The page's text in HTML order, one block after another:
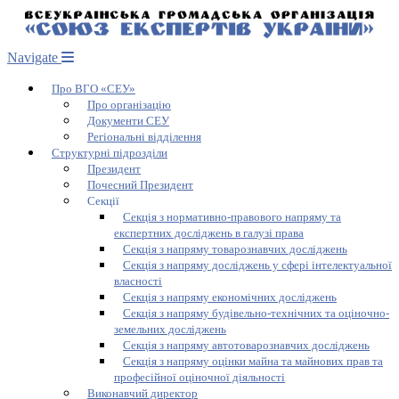
Navigate
Про ВГО «СЕУ»
Про організацію
Документи СЕУ
Регіональні відділення
Структурні підрозділи
Президент
Почесний Президент
Секції
Секція з нормативно-правового напряму та
експертних досліджень в галузі права
Секція з напряму товарознавчих досліджень
Секція з напряму досліджень у сфері інтелектуальної
власності
Секція з напряму економічних досліджень
Секція з напряму будівельно-технічних та оціночно-
земельних досліджень
Секція з напряму автотоварознавчих досліджень
Секція з напряму оцінки майна та майнових прав та
професійної оціночної діяльності
Виконавчий директор